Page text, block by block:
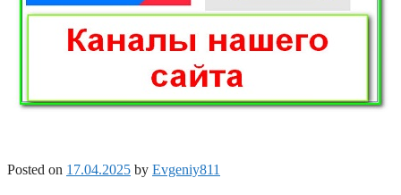
Posted on 17.04.2025 by Evgeniy811